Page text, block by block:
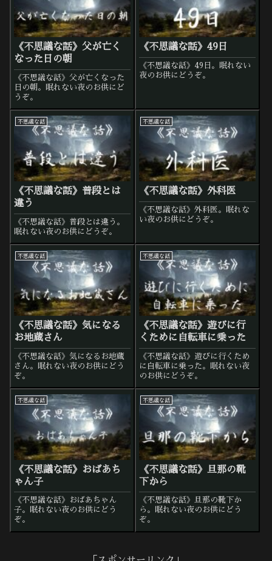
《不思議な話》父が亡く
なった日の朝
《不思議な話》父が亡くなった
日の朝。眠れない夜のお供にど
うぞ。
《不思議な話》49日
《不思議な話》49日。眠れない
夜のお供にどうぞ。
不思議な話
《不思議な話》普段とは
違う
《不思議な話》普段とは違う。
眠れない夜のお供にどうぞ。
不思議な話
《不思議な話》外科医
《不思議な話》外科医。眠れな
い夜のお供にどうぞ。
不思議な話
《不思議な話》気になる
お地蔵さん
《不思議な話》気になるお地蔵
さん。眠れない夜のお供にどう
ぞ。
不思議な話
《不思議な話》遊びに行
くために自転車に乗った
《不思議な話》遊びに行くため
に自転車に乗った。眠れない夜
のお供にどうぞ。
不思議な話
《不思議な話》おばあち
ゃん子
《不思議な話》おばあちゃん
子。眠れない夜のお供にどう
ぞ。
不思議な話
《不思議な話》旦那の靴
下から
《不思議な話》旦那の靴下か
ら。眠れない夜のお供にどう
ぞ。